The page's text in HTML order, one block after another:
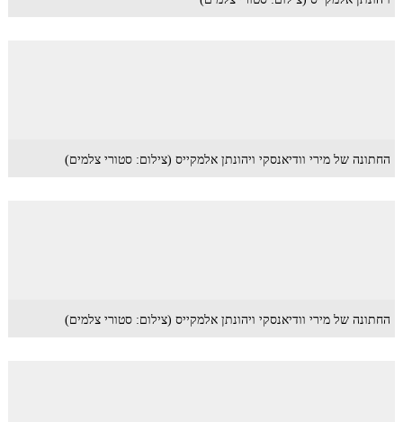
החתונה של מירי וודיאנסקי ויהונתן אלמקייס (צילום: סטורי צלמים)
החתונה של מירי וודיאנסקי ויהונתן אלמקייס (צילום: סטורי צלמים)